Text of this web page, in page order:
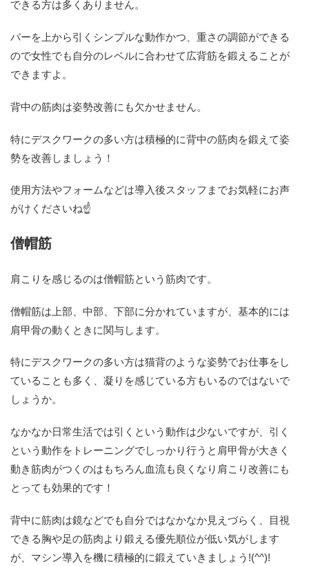
できる方は多くありません。
バーを上から引くシンプルな動作かつ、重さの調節ができる
ので女性でも自分のレベルに合わせて広背筋を鍛えることが
できますよ。
背中の筋肉は姿勢改善にも欠かせません。
特にデスクワークの多い方は積極的に背中の筋肉を鍛えて姿
勢を改善しましょう！
使用方法やフォームなどは導入後スタッフまでお気軽にお声
がけくださいね☝
僧帽筋
肩こりを感じるのは僧帽筋という筋肉です。
僧帽筋は上部、中部、下部に分かれていますが、基本的には
肩甲骨の動くときに関与します。
特にデスクワークの多い方は猫背のような姿勢でお仕事をし
ていることも多く、凝りを感じている方もいるのではないで
しょうか。
なかなか日常生活では引くという動作は少ないですが、引く
という動作をトレーニングでしっかり行うと肩甲骨が大きく
動き筋肉がつくのはもちろん血流も良くなり肩こり改善にも
とっても効果的です！
背中に筋肉は鏡などでも自分ではなかなか見えづらく、目視
できる胸や足の筋肉より鍛える優先順位が低い気がします
が、マシン導入を機に積極的に鍛えていきましょう!(^^)!